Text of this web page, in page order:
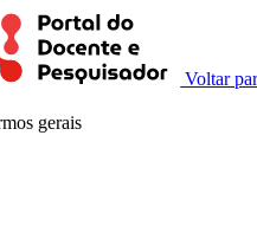
Voltar
gerais